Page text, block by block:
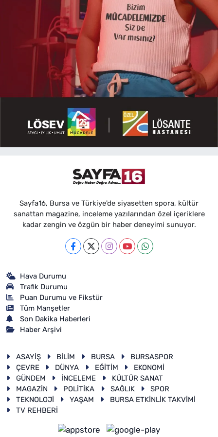
Sayfa16, Bursa ve Türkiye'de siyasetten spora, kültür
sanattan magazine, inceleme yazılarından özel içeriklere
kadar zengin ve özgün bir haber deneyimi sunuyor.
Hava Durumu
Trafik Durumu
Puan Durumu ve Fikstür
Tüm Manşetler
Son Dakika Haberleri
Haber Arşivi
ASAYİŞ BİLİM BURSA
BURSASPOR
ÇEVRE
DÜNYA EĞİTİM
EKONOMİ
GÜNDEM
İNCELEME
KÜLTÜR SANAT
MAGAZİN
POLİTİKA SAĞLIK
SPOR
TEKNOLOJİ
YAŞAM
BURSA ETKİNLİK TAKVİMİ
TV REHBERİ